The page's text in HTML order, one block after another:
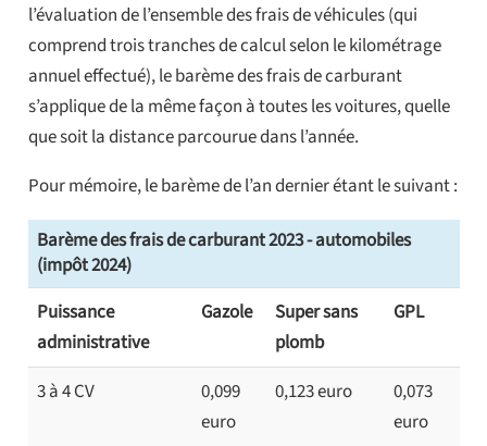
l’évaluation de l’ensemble des frais de véhicules (qui
comprend trois tranches de calcul selon le kilométrage
annuel effectué), le barème des frais de carburant
s’applique de la même façon à toutes les voitures, quelle
que soit la distance parcourue dans l’année.
Pour mémoire, le barème de l’an dernier étant le suivant :
Barème des frais de carburant 2023 - automobiles
(impôt 2024)
Puissance
administrative
Gazole
Super sans
plomb
GPL
3 à 4 CV
0,099
euro
0,123 euro
0,073
euro